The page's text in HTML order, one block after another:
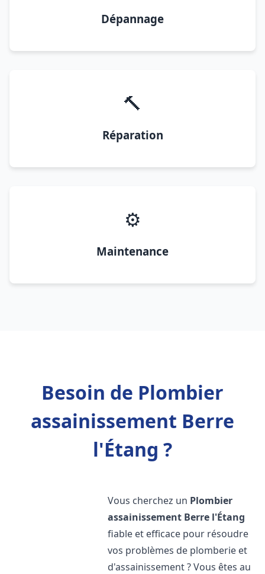
Dépannage
🔨
Réparation
⚙️
Maintenance
Besoin de Plombier
assainissement Berre
l'Étang ?
Vous cherchez un Plombier
assainissement Berre l'Étang
fiable et efficace pour résoudre
vos problèmes de plomberie et
d'assainissement ? Vous êtes au